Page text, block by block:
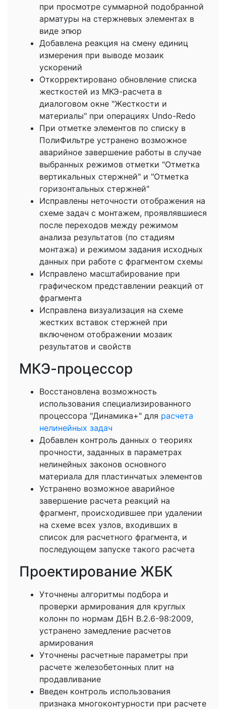
при просмотре суммарной подобранной
арматуры на стержневых элементах в
виде эпюр
Добавлена реакция на смену единиц
измерения при выводе мозаик
ускорений
Откорректировано обновление списка
жесткостей из МКЭ-расчета в
диалоговом окне "Жесткости и
материалы" при операциях Undo-Redo
При отметке элементов по списку в
ПолиФильтре устранено возможное
аварийное завершение работы в случае
выбранных режимов отметки "Отметка
вертикальных стержней" и "Отметка
горизонтальных стержней"
Исправлены неточности отображения на
схеме задач с монтажем, проявлявшиеся
после переходов между режимом
анализа результатов (по стадиям
монтажа) и режимом задания исходных
данных при работе с фрагментом схемы
Исправлено масштабирование при
графическом представлении реакций от
фрагмента
Исправлена визуализация на схеме
жестких вставок стержней при
включеном отображении мозаик
результатов и свойств
МКЭ-процессор
Восстановлена возможность
использования специализированного
процессора "Динамика+" для расчета
нелинейных задач
Добавлен контроль данных о теориях
прочности, заданных в параметрах
нелинейных законов основного
материала для пластинчатых элементов
Устранено возможное аварийное
завершение расчета реакций на
фрагмент, происходившее при удалении
на схеме всех узлов, входивших в
список для расчетного фрагмента, и
последующем запуске такого расчета
Проектирование ЖБК
Уточнены алгоритмы подбора и
проверки армирования для круглых
колонн по нормам ДБН B.2.6-98:2009,
устранено замедление расчетов
армирования
Уточнены расчетные параметры при
расчете железобетонных плит на
продавливание
Введен контроль использования
признака многоконтурности при расчете